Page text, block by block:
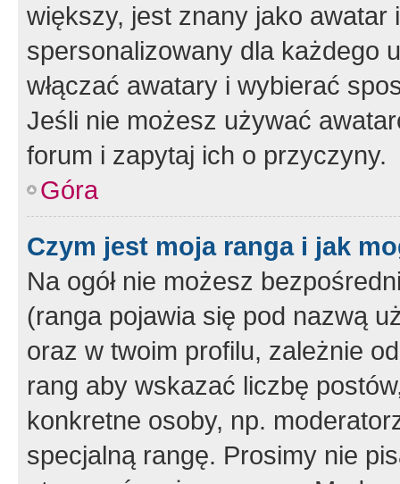
większy, jest znany jako
spersonalizowany dla każdego
włączać awatary i wybierać
Jeśli nie możesz używać
forum i zapytaj ich o przyczyny.
Góra
Czym jest moja ranga i jak
Na ogół nie możesz
(ranga pojawia się pod nazwą
oraz w twoim profilu, zależnie
rang aby wskazać liczbę
konkretne osoby, np.
specjalną rangę. Prosimy nie